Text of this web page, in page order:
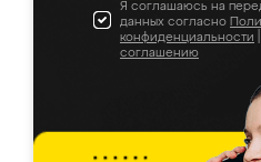
Я соглашаюсь на
данных согласно
конфиденциальности
соглашению